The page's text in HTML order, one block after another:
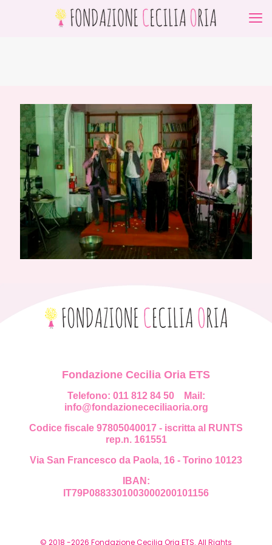
Fondazione Cecilia Oria ETS
Telefono: 011 812 84 50
Mail:
info@fondazionececiliaoria.org
Codice fiscale 97805040017 - iscritta al RUNTS
rep.n. 161551
Via San Francesco da Paola, 16 - Torino 10123
IBAN:
IT79P0883301003000200101156
© 2018 -2026 Fondazione Cecilia Oria ETS. All Rights